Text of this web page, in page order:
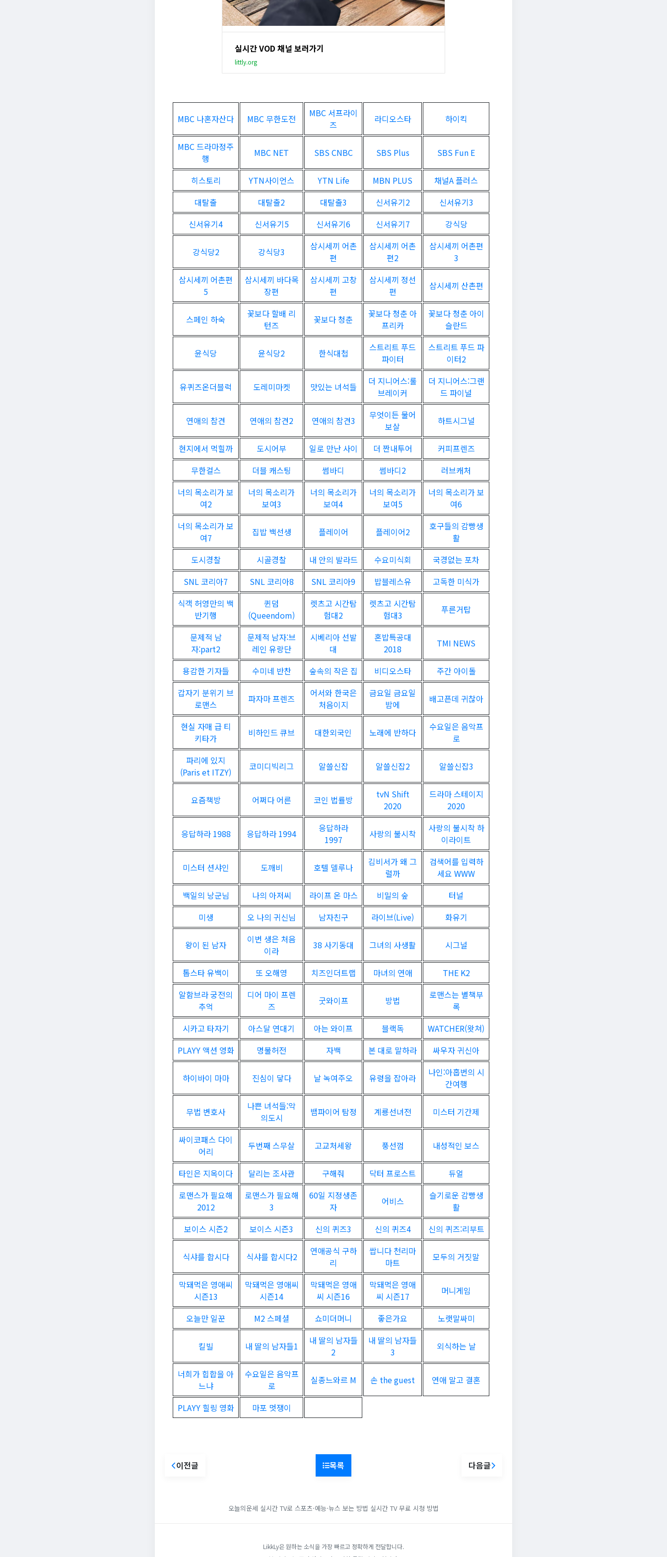
실시간 VOD 채널 보러가기
littly.org
MBC 나혼자산다 MBC 무한도전
MBC 서프라이
즈
라디오스타 하이킥
MBC 드라마정주
행
MBC NET SBS CNBC SBS Plus SBS Fun E
히스토리 YTN사이언스 YTN Life MBN PLUS
채널A 플러스
대탈출
대탈출2 대탈출3 신서유기2
신서유기3
신서유기4
신서유기5 신서유기6 신서유기7 강식당
강식당2 강식당3
삼시세끼 어촌
편
삼시세끼 어촌
편2
삼시세끼 어촌편
3
삼시세끼 어촌편
5
삼시세끼 바다목
장편
삼시세끼 고창
편
삼시세끼 정선
편
삼시세끼 산촌편
스페인 하숙
꽃보다 할배 리
턴즈
꽃보다 청춘
꽃보다 청춘 아
프리카
꽃보다 청춘 아이
슬란드
윤식당 윤식당2 한식대첩
스트리트 푸드
파이터
스트리트 푸드 파
이터2
유퀴즈온더블럭 도레미마켓 맛있는 녀석들
더 지니어스:룰
브레이커
더 지니어스:그랜
드 파이널
연애의 참견 연애의 참견2 연애의 참견3
무엇이든 물어
보살
하트시그널
현지에서 먹힐까 도시어부 일로 만난 사이 더 짠내투어
커피프렌즈
무한걸스
더블 캐스팅 썸바디 썸바디2
러브캐처
너의 목소리가 보
여2
너의 목소리가
보여3
너의 목소리가
보여4
너의 목소리가
보여5
너의 목소리가 보
여6
너의 목소리가 보
여7
집밥 백선생 플레이어 플레이어2
호구들의 감빵생
활
도시경찰
시골경찰 내 안의 발라드 수요미식회
국경없는 포차
SNL 코리아7
SNL 코리아8 SNL 코리아9 밥블레스유
고독한 미식가
식객 허영만의 백
반기행
퀸덤
(Queendom)
렛츠고 시간탐
험대2
렛츠고 시간탐
험대3
푸른거탑
문제적 남
자:part2
문제적 남자:브
레인 유랑단
시베리아 선발
대
혼밥특공대
2018
TMI NEWS
용감한 기자들 수미네 반찬 숲속의 작은 집 비디오스타
주간 아이돌
갑자기 분위기 브
로맨스
파자마 프렌즈
어서와 한국은
처음이지
금요일 금요일
밤에
배고픈데 귀찮아
현실 자매 급 티
키타가
비하인드 큐브 대한외국인 노래에 반하다
수요일은 음악프
로
파리에 있지
(Paris et ITZY)
코미디빅리그 알쓸신잡 알쓸신잡2 알쓸신잡3
요즘책방 어쩌다 어른 코인 법률방
tvN Shift
2020
드라마 스테이지
2020
응답하라 1988 응답하라 1994
응답하라
1997
사랑의 불시착
사랑의 불시착 하
이라이트
미스터 션샤인 도깨비 호텔 델루나
김비서가 왜 그
럴까
검색어를 입력하
세요 WWW
백일의 낭군님
나의 아저씨 라이프 온 마스 비밀의 숲
터널
미생
오 나의 귀신님 남자친구 라이브(Live) 화유기
왕이 된 남자
이번 생은 처음
이라
38 사기동대 그녀의 사생활 시그널
톱스타 유백이 또 오해영 치즈인더트랩 마녀의 연애
THE K2
알함브라 궁전의
추억
디어 마이 프렌
즈
굿와이프 방법
로맨스는 별책부
록
시카고 타자기
아스달 연대기 아는 와이프 블랙독
WATCHER(왓쳐)
PLAYY 액션 영화
명불허전 자백 본 대로 말하라 싸우자 귀신아
하이바이 마마 진심이 닿다 날 녹여주오 유령을 잡아라
나인:아홉번의 시
간여행
무법 변호사
나쁜 녀석들:악
의도시
뱀파이어 탐정 계룡선녀전 미스터 기간제
싸이코패스 다이
어리
두번째 스무살 고교처세왕 풍선껌 내성적인 보스
타인은 지옥이다 달리는 조사관 구해줘 닥터 프로스트
듀얼
로맨스가 필요해
2012
로맨스가 필요해
3
60일 지정생존
자
어비스
슬기로운 감빵생
활
보이스 시즌2
보이스 시즌3 신의 퀴즈3 신의 퀴즈4 신의 퀴즈:리부트
식샤를 합시다 식샤를 합시다2
연애공식 구하
리
쌉니다 천리마
마트
모두의 거짓말
막돼먹은 영애씨
시즌13
막돼먹은 영애씨
시즌14
막돼먹은 영애
씨 시즌16
막돼먹은 영애
씨 시즌17
머니게임
오늘만 일꾼 M2 스페셜 쇼미더머니 좋은가요 노랫말싸미
킬빌 내 딸의 남자들1
내 딸의 남자들
2
내 딸의 남자들
3
외식하는 날
너희가 힙합을 아
느냐
수요일은 음악프
로
실종느와르 M 손 the guest 연애 말고 결혼
PLAYY 힐링 영화 마포 멋쟁이
이전글 목록 다음글
오늘의운세 실시간 TV로 스포츠·예능·뉴스 보는 방법 실시간 TV 무료 시청 방법
LikkLy은 원하는 소식을 가장 빠르고 정확하게 전달합니다.